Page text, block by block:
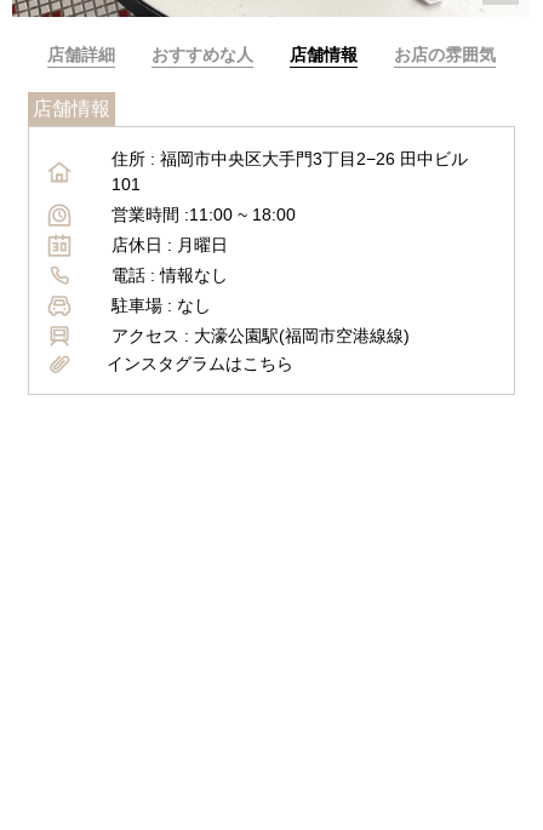
店舗詳細 おすすめな人 店舗情報 お店の雰囲気
店舗情報
住所 : 福岡市中央区大手門3丁目2−26 田中ビル
101
営業時間 :11:00 ~ 18:00
店休日 : 月曜日
電話 :情報なし
駐車場 : なし
アクセス : 大濠公園駅(福岡市空港線線)
インスタグラムはこちら